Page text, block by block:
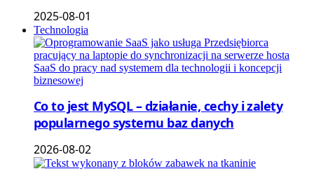
2025-08-01
Technologia
Co to jest MySQL – działanie, cechy i zalety
popularnego systemu baz danych
2026-08-02